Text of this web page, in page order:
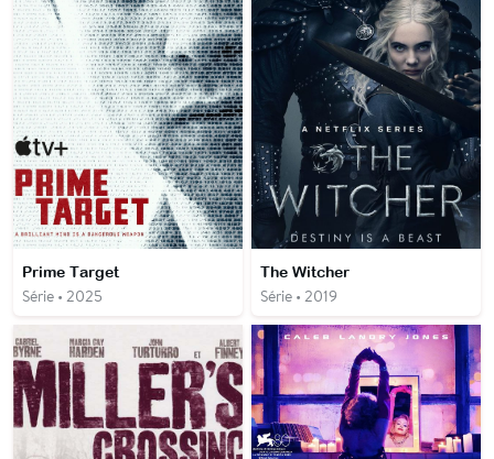
Prime Target
Série • 2025
The Witcher
Série • 2019